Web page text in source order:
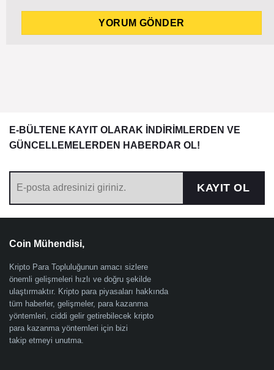
E-BÜLTENE KAYIT OLARAK İNDİRİMLERDEN VE
GÜNCELLEMELERDEN HABERDAR OL!
KAYIT OL
Coin Mühendisi,
Kripto Para Topluluğunun amacı sizlere
önemli gelişmeleri hızlı ve doğru şekilde
ulaştırmaktır. Kripto para piyasaları hakkında
tüm haberler, gelişmeler, para kazanma
yöntemleri, ciddi gelir getirebilecek kripto
para kazanma yöntemleri için bizi
takip etmeyi unutma.